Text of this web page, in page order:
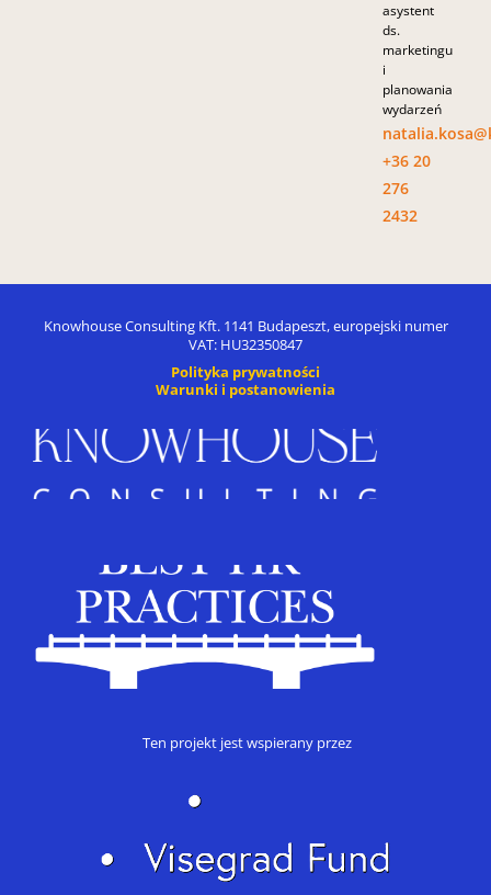
asystent
ds.
marketingu
i
planowania
wydarzeń
+36 20
276
2432
Knowhouse Consulting Kft. 1141 Budapeszt, europejski numer
VAT: HU32350847
Polityka prywatności
Warunki i postanowienia
Ten projekt jest wspierany przez